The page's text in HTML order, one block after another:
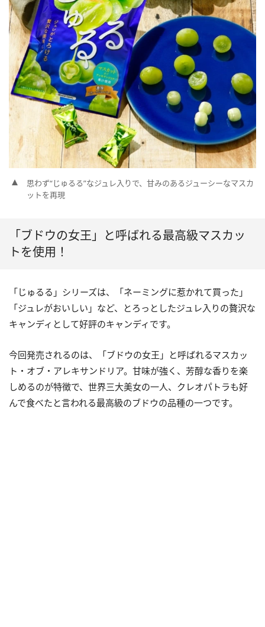
思わず“じゅるる”なジュレ入りで、甘みのあるジューシーなマスカ
ットを再現
「ブドウの女王」と呼ばれる最高級マスカッ
トを使用！
「じゅるる」シリーズは、「ネーミングに惹かれて買った」
「ジュレがおいしい」など、とろっとしたジュレ入りの贅沢な
キャンディとして好評のキャンディです。
今回発売されるのは、「ブドウの女王」と呼ばれるマスカッ
ト・オブ・アレキサンドリア。甘味が強く、芳醇な香りを楽
しめるのが特徴で、世界三大美女の一人、クレオパトラも好
んで食べたと言われる最高級のブドウの品種の一つです。